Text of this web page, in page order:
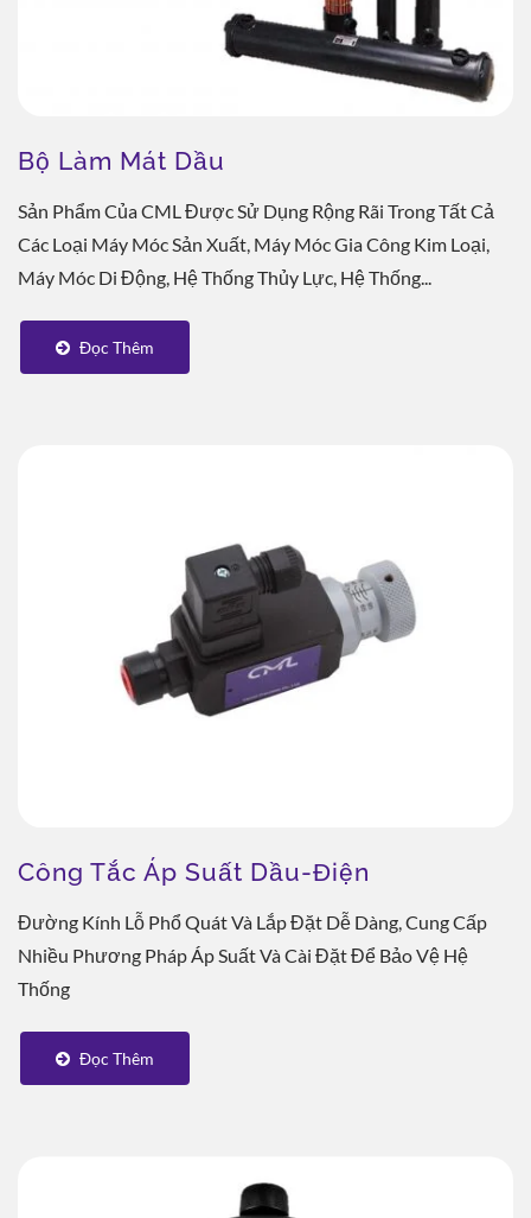
Bộ Làm Mát Dầu
Sản Phẩm Của CML Được Sử Dụng Rộng Rãi Trong Tất Cả
Các Loại Máy Móc Sản Xuất, Máy Móc Gia Công Kim Loại,
Máy Móc Di Động, Hệ Thống Thủy Lực, Hệ Thống...
Đọc Thêm
Công Tắc Áp Suất Dầu-Điện
Đường Kính Lỗ Phổ Quát Và Lắp Đặt Dễ Dàng, Cung Cấp
Nhiều Phương Pháp Áp Suất Và Cài Đặt Để Bảo Vệ Hệ
Thống
Đọc Thêm